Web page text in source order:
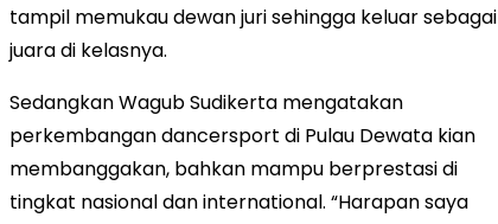
tampil memukau dewan juri sehingga keluar sebagai
juara di kelasnya.
Sedangkan Wagub Sudikerta mengatakan
perkembangan dancersport di Pulau Dewata kian
membanggakan, bahkan mampu berprestasi di
tingkat nasional dan international. “Harapan saya